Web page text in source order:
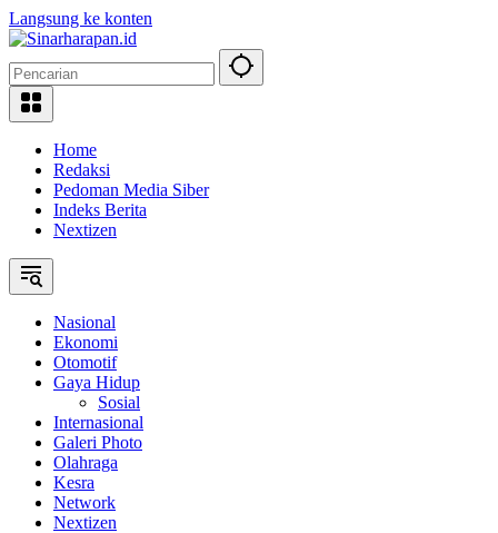
Langsung ke konten
Home
Redaksi
Pedoman Media Siber
Indeks Berita
Nextizen
Nasional
Ekonomi
Otomotif
Gaya Hidup
Sosial
Internasional
Galeri Photo
Olahraga
Kesra
Network
Nextizen